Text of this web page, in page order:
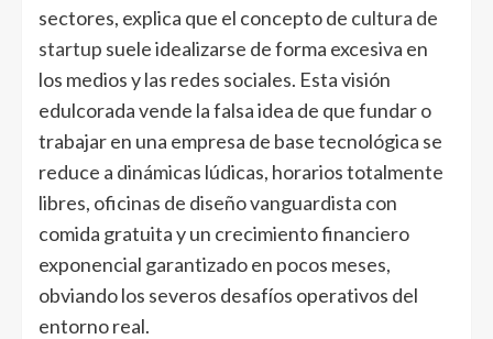
sectores, explica que el concepto de cultura de
startup suele idealizarse de forma excesiva en
los medios y las redes sociales. Esta visión
edulcorada vende la falsa idea de que fundar o
trabajar en una empresa de base tecnológica se
reduce a dinámicas lúdicas, horarios totalmente
libres, oficinas de diseño vanguardista con
comida gratuita y un crecimiento financiero
exponencial garantizado en pocos meses,
obviando los severos desafíos operativos del
entorno real.